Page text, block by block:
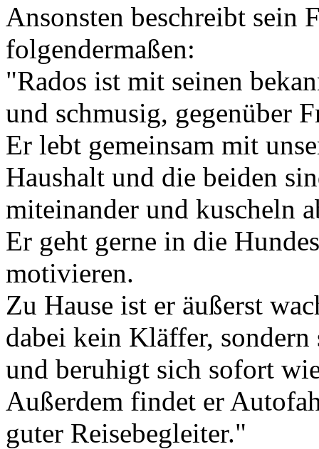
Ansonsten beschreibt sein
folgendermaßen:
"Rados ist mit seinen
und schmusig, gegenüber
Er lebt gemeinsam mit
Haushalt und die beiden
miteinander und kuscheln
Er geht gerne in die
motivieren.
Zu Hause ist er äußerst
dabei kein Kläffer,
und beruhigt sich sofort
Außerdem findet er
guter Reisebegleiter."